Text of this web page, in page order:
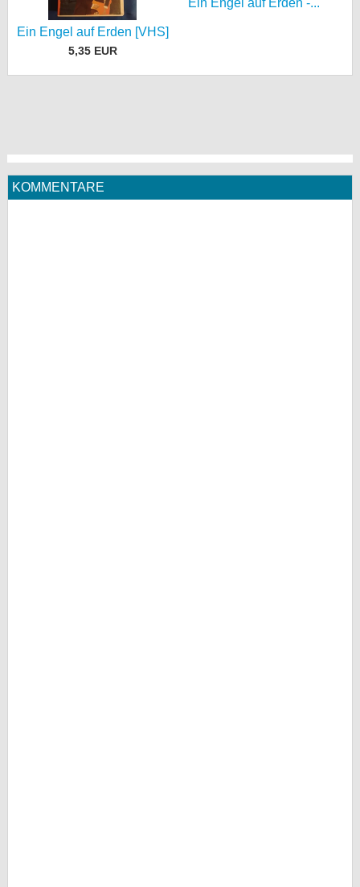
Ein Engel auf Erden [VHS]
5,35 EUR
KOMMENTARE